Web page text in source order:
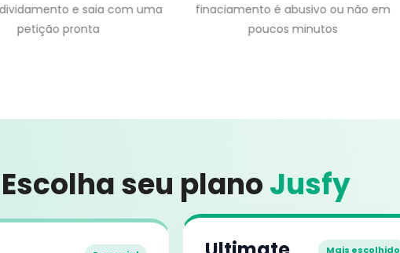
e saia com uma
petição pronta
finaciamento é abusivo ou não em
poucos minutos
Escolha seu planoJusfy
Mais escolhido